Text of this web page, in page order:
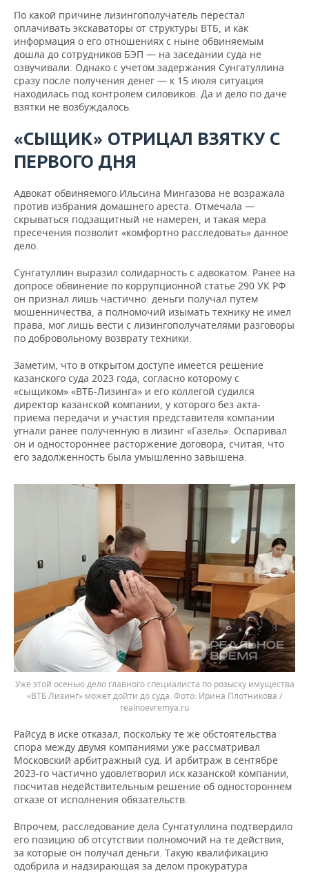
По какой причине лизингополучатель перестал
оплачивать экскаваторы от структуры ВТБ, и как
информация о его отношениях с ныне обвиняемым
дошла до сотрудников БЭП — на заседании суда не
озвучивали. Однако с учетом задержания Сунгатуллина
сразу после получения денег — к 15 июля ситуация
находилась под контролем силовиков. Да и дело по даче
взятки не возбуждалось.
«СЫЩИК» ОТРИЦАЛ ВЗЯТКУ С
ПЕРВОГО ДНЯ
Адвокат обвиняемого Ильсина Мингазова не возражала
против избрания домашнего ареста. Отмечала —
скрываться подзащитный не намерен, и такая мера
пресечения позволит «комфортно расследовать» данное
дело.
Сунгатуллин выразил солидарность с адвокатом. Ранее на
допросе обвинение по коррупционной статье 290 УК РФ
он признал лишь частично: деньги получал путем
мошенничества, а полномочий изымать технику не имел
права, мог лишь вести с лизингополучателями разговоры
по добровольному возврату техники.
Заметим, что в открытом доступе имеется решение
казанского суда 2023 года, согласно которому с
«сыщиком» «ВТБ-Лизинга» и его коллегой судился
директор казанской компании, у которого без акта-
приема передачи и участия представителя компании
угнали ранее полученную в лизинг «Газель». Оспаривал
он и одностороннее расторжение договора, считая, что
его задолженность была умышленно завышена.
Уже этой осенью дело главного специалиста по розыску имущества
«ВТБ Лизинг» может дойти до суда.
Ирина Плотникова /
realnoevremya.ru
Райсуд в иске отказал, поскольку те же обстоятельства
спора между двумя компаниями уже рассматривал
Московский арбитражный суд. И арбитраж в сентябре
2023-го частично удовлетворил иск казанской компании,
посчитав недействительным решение об одностороннем
отказе от исполнения обязательств.
Впрочем, расследование дела Сунгатуллина подтвердило
его позицию об отсутствии полномочий на те действия,
за которые он получал деньги. Такую квалификацию
одобрила и надзирающая за делом прокуратура